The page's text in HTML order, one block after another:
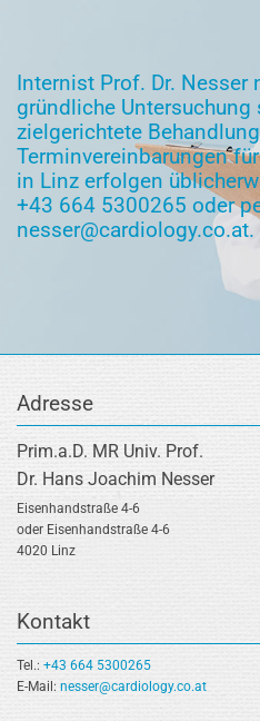
Internist Prof. Dr.
gründliche Untersuchung
zielgerichtete
Terminvereinbarungen
in Linz erfolgen
+43 664 5300265 oder
nesser@cardiology.co.at.
Adresse
Prim.a.D. MR Univ. Prof.
Dr. Hans Joachim Nesser
Eisenhandstraße 4-6
oder Eisenhandstraße 4-6
4020 Linz
Kontakt
Tel.: +43 664 5300265
E-Mail: nesser@cardiology.co.at